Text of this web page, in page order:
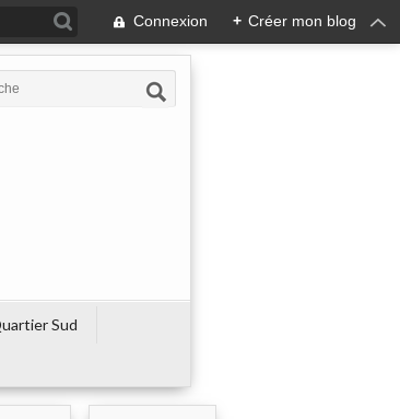
Connexion + Créer mon blog
Sud